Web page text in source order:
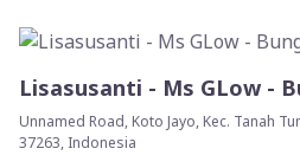
Lisasusanti - Ms GLow -
Unnamed Road, Koto Jayo, Kec. Tanah
37263, Indonesia